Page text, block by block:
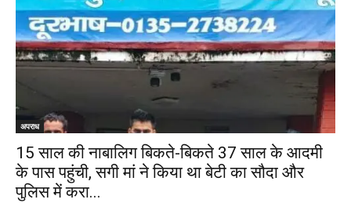
अपराध
15 साल की नाबालिग बिकते-बिकते 37 साल के आदमी
के पास पहुंची, सगी मां ने किया था बेटी का सौदा और
पुलिस में करा...